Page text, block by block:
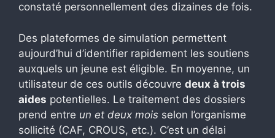
constaté personnellement des dizaines de fois.
Des plateformes de simulation permettent
aujourd’hui d’identifier rapidement les soutiens
auxquels un jeune est éligible. En moyenne, un
utilisateur de ces outils découvre deux à trois
aides potentielles. Le traitement des dossiers
prend entre un et deux mois selon l’organisme
sollicité (CAF, CROUS, etc.). C’est un délai